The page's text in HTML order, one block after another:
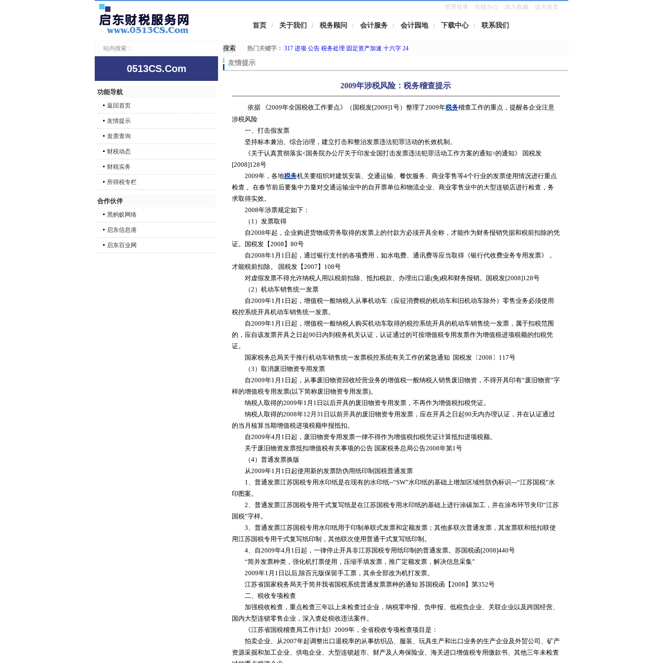
管理登录 在线办公 加入收藏 设为首页
首页 / 关于我们 / 税务顾问 / 会计服务 / 会计园地 / 下载中心 / 联系我们
站内搜索： 热门关键字： 317 进项 公告 税务处理 固定资产加速 十六字 24
0513CS.Com
功能导航
返回首页
友情提示
发票查询
财税动态
财税实务
所得税专栏
合作伙伴
黑蚂蚁网络
启东信息港
启东百业网
友情提示
2009年涉税风险：税务稽查提示
依据 《2009年全国税收工作要点》（国税发[2009]1号）整理了2009年税务稽查工作的重点，提醒各企业注意
涉税风险
一、打击假发票
坚持标本兼治、综合治理，建立打击和整治发票违法犯罪活动的长效机制。
《关于认真贯彻落实<国务院办公厅关于印发全国打击发票违法犯罪活动工作方案的通知>的通知》 国税发
[2008]128号
2009年，各地税务机关要组织对建筑安装、交通运输、餐饮服务、商业零售等4个行业的发票使用情况进行重点
检查 。在春节前后要集中力量对交通运输业中的自开票单位和物流企业、商业零售业中的大型连锁店进行检查，务
求取得实效。
2008年涉票规定如下：
（1）发票取得
自2008年起，企业购进货物或劳务取得的发票上的付款方必须开具全称，才能作为财务报销凭据和税前扣除的凭
证。国税发【2008】80号
自2008年1月1日起，通过银行支付的各项费用，如水电费、通讯费等应当取得《银行代收费业务专用发票》，
才能税前扣除。 国税发【2007】108号
对虚假发票不得允许纳税人用以税前扣除、抵扣税款、办理出口退(免)税和财务报销。国税发[2008]128号
（2）机动车销售统一发票
自2009年1月1日起，增值税一般纳税人从事机动车（应征消费税的机动车和旧机动车除外）零售业务必须使用
税控系统开具机动车销售统一发票。
自2009年1月1日起，增值税一般纳税人购买机动车取得的税控系统开具的机动车销售统一发票，属于扣税范围
的，应自该发票开具之日起90日内到税务机关认证，认证通过的可按增值税专用发票作为增值税进项税额的扣税凭
证。
国家税务总局关于推行机动车销售统一发票税控系统有关工作的紧急通知 国税发〔2008〕117号
（3）取消废旧物资专用发票
自2009年1月1日起，从事废旧物资回收经营业务的增值税一般纳税人销售废旧物资，不得开具印有“废旧物资”字
样的增值税专用发票(以下简称废旧物资专用发票)。
纳税人取得的2009年1月1日以后开具的废旧物资专用发票，不再作为增值税扣税凭证。
纳税人取得的2008年12月31日以前开具的废旧物资专用发票，应在开具之日起90天内办理认证，并在认证通过
的当月核算当期增值税进项税额申报抵扣。
自2009年4月1日起，废旧物资专用发票一律不得作为增值税扣税凭证计算抵扣进项税额。
关于废旧物资发票抵扣增值税有关事项的公告 国家税务总局公告2008年第1号
（4）普通发票换版
从2009年1月1日起使用新的发票防伪用纸印制国税普通发票
1、普通发票江苏国税专用水印纸是在现有的水印纸--“SW”水印纸的基础上增加区域性防伪标识---“江苏国税”水
印图案。
2、普通发票江苏国税专用干式复写纸是在江苏国税专用水印纸的基础上进行涂碳加工，并在涂布环节夹印“江苏
国税”字样。
3、普通发票江苏国税专用水印纸用于印制单联式发票和定额发票；其他多联次普通发票，其发票联和抵扣联使
用江苏国税专用干式复写纸印制，其他联次使用普通干式复写纸印制。
4、自2009年4月1日起，一律停止开具非江苏国税专用纸印制的普通发票。苏国税函[2008]440号
“简并发票种类，强化机打票使用，压缩手填发票，推广定额发票，解决信息采集”
2009年1月1日以后,除百元版保留手工票，其余全部改为机打发票。
江苏省国家税务局关于简并我省国税系统普通发票票种的通知 苏国税函【2008】第352号
二、税收专项检查
加强税收检查，重点检查三年以上未检查过企业，纳税零申报、负申报、低税负企业、关联企业以及跨国经营、
国内大型连锁零售企业，深入查处税收违法案件。
《江苏省国税稽查局工作计划》2009年，全省税收专项检查项目是：
拍卖企业、从2007年起调整出口退税率的从事纺织品、服装、玩具生产和出口业务的生产企业及外贸公司、矿产
资源采掘和加工企业、供电企业、大型连锁超市、财产及人寿保险业、海关进口增值税专用缴款书、其他三年未检查